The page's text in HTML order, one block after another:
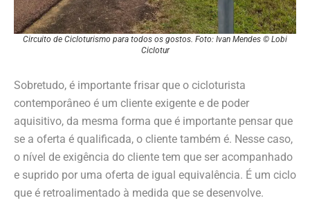
Circuito de Cicloturismo para todos os gostos. Foto: Ivan Mendes © Lobi
Ciclotur
Sobretudo, é importante frisar que o cicloturista
contemporâneo é um cliente exigente e de poder
aquisitivo, da mesma forma que é importante pensar que
se a oferta é qualificada, o cliente também é. Nesse caso,
o nível de exigência do cliente tem que ser acompanhado
e suprido por uma oferta de igual equivalência. É um ciclo
que é retroalimentado à medida que se desenvolve.